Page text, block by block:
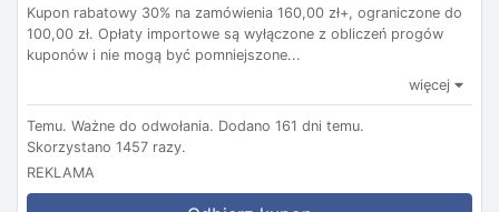
Kupon rabatowy 30% na zamówienia 160,00 zł+, ograniczone do
100,00 zł. Opłaty importowe są wyłączone z obliczeń progów
kuponów i nie mogą być pomniejszone...
więcej
Temu. Ważne do odwołania. Dodano 161 dni temu.
Skorzystano 1457 razy.
REKLAMA